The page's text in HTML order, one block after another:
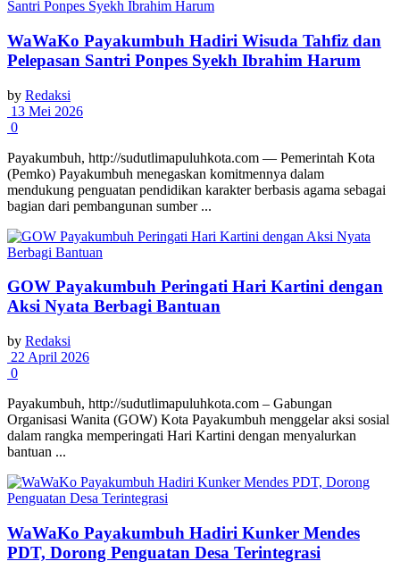
WaWaKo Payakumbuh Hadiri Wisuda Tahfiz dan
Pelepasan Santri Ponpes Syekh Ibrahim Harum
by Redaksi
13 Mei 2026
0
Payakumbuh, http://sudutlimapuluhkota.com — Pemerintah Kota
(Pemko) Payakumbuh menegaskan komitmennya dalam
mendukung penguatan pendidikan karakter berbasis agama sebagai
bagian dari pembangunan sumber ...
GOW Payakumbuh Peringati Hari Kartini dengan
Aksi Nyata Berbagi Bantuan
by Redaksi
22 April 2026
0
Payakumbuh, http://sudutlimapuluhkota.com – Gabungan
Organisasi Wanita (GOW) Kota Payakumbuh menggelar aksi sosial
dalam rangka memperingati Hari Kartini dengan menyalurkan
bantuan ...
WaWaKo Payakumbuh Hadiri Kunker Mendes
PDT, Dorong Penguatan Desa Terintegrasi